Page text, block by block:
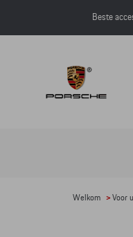
Beste
Welkom >Voor u